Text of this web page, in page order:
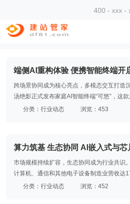
400 - xxx -
端侧AI重构体验 便携智能终端开
跨场景协同成为核心亮点，多模态交互打造
汤绝影正式发布家庭AI智能终端“可悠”，这
开发，首次将座舱领域的技术应用于家庭场
分类：行业动态 浏览：453
算力筑基 生态协同 AI嵌入式与
新阶段
市场规模持续扩容，生态协同成为行业共识
计算机、通信和其他电子设备制造业营收达
12.5%；2026年3月AI日均词元调用量突破
分类：行业动态 浏览：452